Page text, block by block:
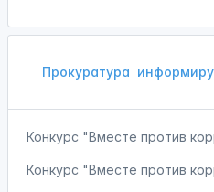
Прокуратура
Конкурс "Вместе против
Конкурс "Вместе против